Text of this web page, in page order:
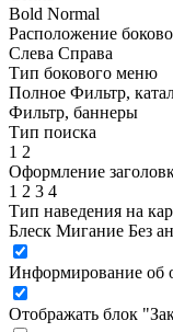
Bold Normal
Расположение
Слева Справа
Тип бокового меню
Полное Фильтр,
Фильтр, баннеры
Тип поиска
1 2
Оформление
1 2 3 4
Тип наведения на
Блеск Мигание Без
Информирование об
Отображать блок